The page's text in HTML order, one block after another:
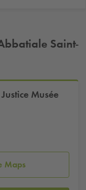
Saint-
Musée
Maps